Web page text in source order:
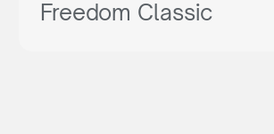
Freedom Classic